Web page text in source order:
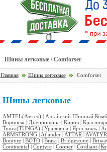
Шины легковые / Comforser
Главная Шины легковые Comforser
Шины легковые
AMTEL(Амтел)| Алтайский Шинный
Воронеж| Днепрошина | Киров|
Тунга(TUNGA)| Уралшина | Ярославль|
ARMSTRONG| Atlander| ATTAR |
Bontyre| BOTO| Brasa | Bridgestone|
Continental | Contyre| Cooper| Cordiant